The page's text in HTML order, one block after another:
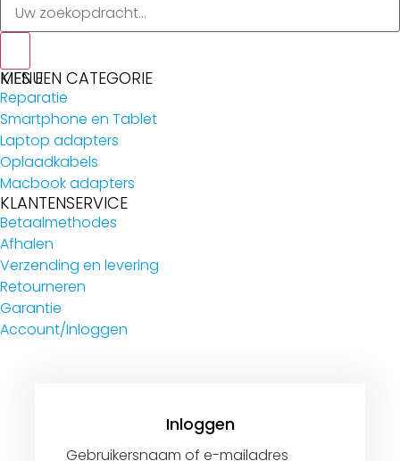
MENU
KIES EEN CATEGORIE
Reparatie
Smartphone en Tablet
Laptop adapters
Oplaadkabels
Macbook adapters
KLANTENSERVICE
Betaalmethodes
Afhalen
Verzending en levering
Retourneren
Garantie
Account/Inloggen
Gebruikersnaam of e-mailadres